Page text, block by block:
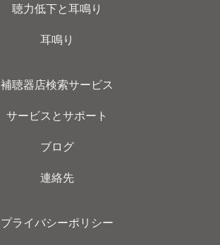
聴力低下と耳鳴り
耳鳴り
補聴器店検索サービス
サービスとサポート
ブログ
連絡先
プライバシーポリシー